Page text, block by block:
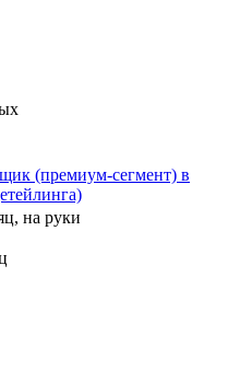
(премиум-сегмент) в
на руки